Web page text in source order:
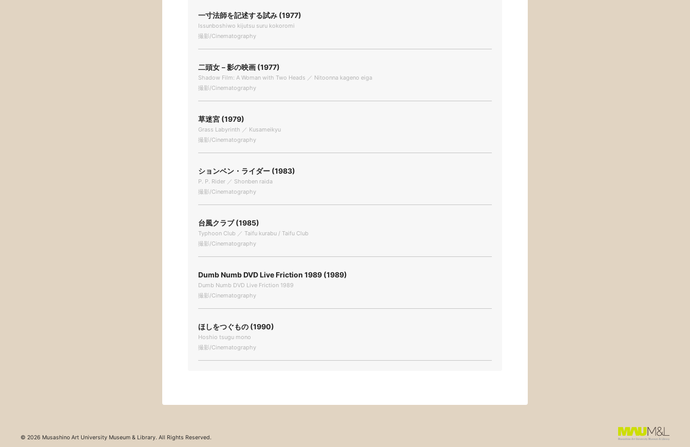
一寸法師を記述する試み (1977)
Issunboshiwo kijutsu suru kokoromi
撮影/Cinematography
二頭女－影の映画 (1977)
Shadow Film: A Woman with Two Heads ／ Nitoonna kageno eiga
撮影/Cinematography
草迷宮 (1979)
Grass Labyrinth ／ Kusameikyu
撮影/Cinematography
ションベン・ライダー (1983)
P. P. Rider ／ Shonben raida
撮影/Cinematography
台風クラブ (1985)
Typhoon Club ／ Taifu kurabu / Taifu Club
撮影/Cinematography
Dumb Numb DVD Live Friction 1989 (1989)
Dumb Numb DVD Live Friction 1989
撮影/Cinematography
ほしをつぐもの (1990)
Hoshio tsugu mono
撮影/Cinematography
© 2026 Musashino Art University Museum & Library. All Rights Reserved.